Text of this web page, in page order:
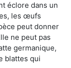
éclore dans un
les œufs
peut donner
ne peut pas
germanique,
blattes qui